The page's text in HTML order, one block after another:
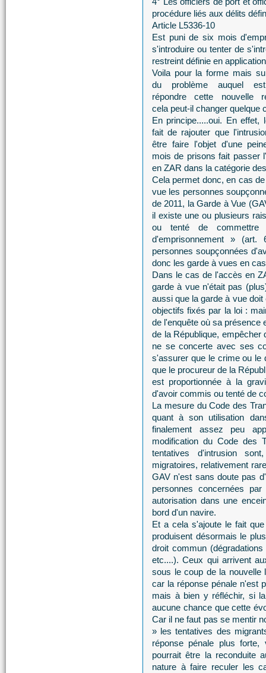
procédure liés aux délits
Article L5336-10
Est puni de six mois
s'introduire ou tenter de
restreint définie en
Voila pour la forme mais
du problème auquel
répondre cette nouvelle
cela peut-il changer quelque
En principe.....oui. En effet,
fait de rajouter que
être faire l'objet d'une
mois de prisons fait passer
en ZAR dans la catégorie
Cela permet donc, en cas
vue les personnes
de 2011, la Garde à Vue
il existe une ou plusieurs
ou tenté de
d'emprisonnement »
personnes soupçonnées
donc les garde à vues en
Dans le cas de l'accès en
garde à vue n'était pas
aussi que la garde à vue
objectifs fixés par la loi :
de l'enquête où sa présence
de la République, empêcher
ne se concerte avec ses
s'assurer que le crime ou le
que le procureur de la
est proportionnée à la
d'avoir commis ou tenté de
La mesure du Code des
quant à son utilisation
finalement assez peu
modification du Code des
tentatives d'intrusion
migratoires, relativement
GAV n'est sans doute pas
personnes concernées
autorisation dans une
bord d'un navire.
Et a cela s'ajoute le fait
produisent désormais le
droit commun
etc....). Ceux qui arrivent
sous le coup de la nouvelle
car la réponse pénale n'est
mais à bien y réfléchir, si
aucune chance que cette
Car il ne faut pas se mentir
» les tentatives des
réponse pénale plus forte,
pourrait être la reconduite
nature à faire reculer les